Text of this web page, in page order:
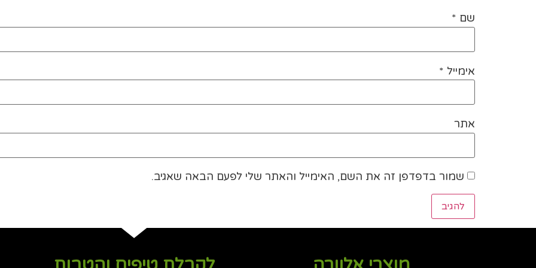
שם *
אימייל *
אתר
שמור בדפדפן זה את השם, האימייל והאתר שלי לפעם הבאה שאגיב.